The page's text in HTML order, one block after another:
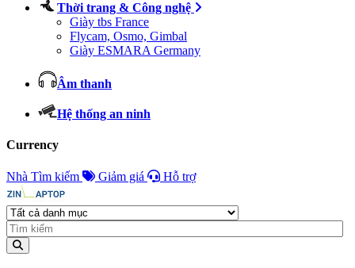
Thời trang & Công nghệ
Giày tbs France
Flycam, Osmo, Gimbal
Giày ESMARA Germany
Âm thanh
Hệ thống an ninh
Currency
Nhà Tìm kiếm Giảm giá Hỗ trợ